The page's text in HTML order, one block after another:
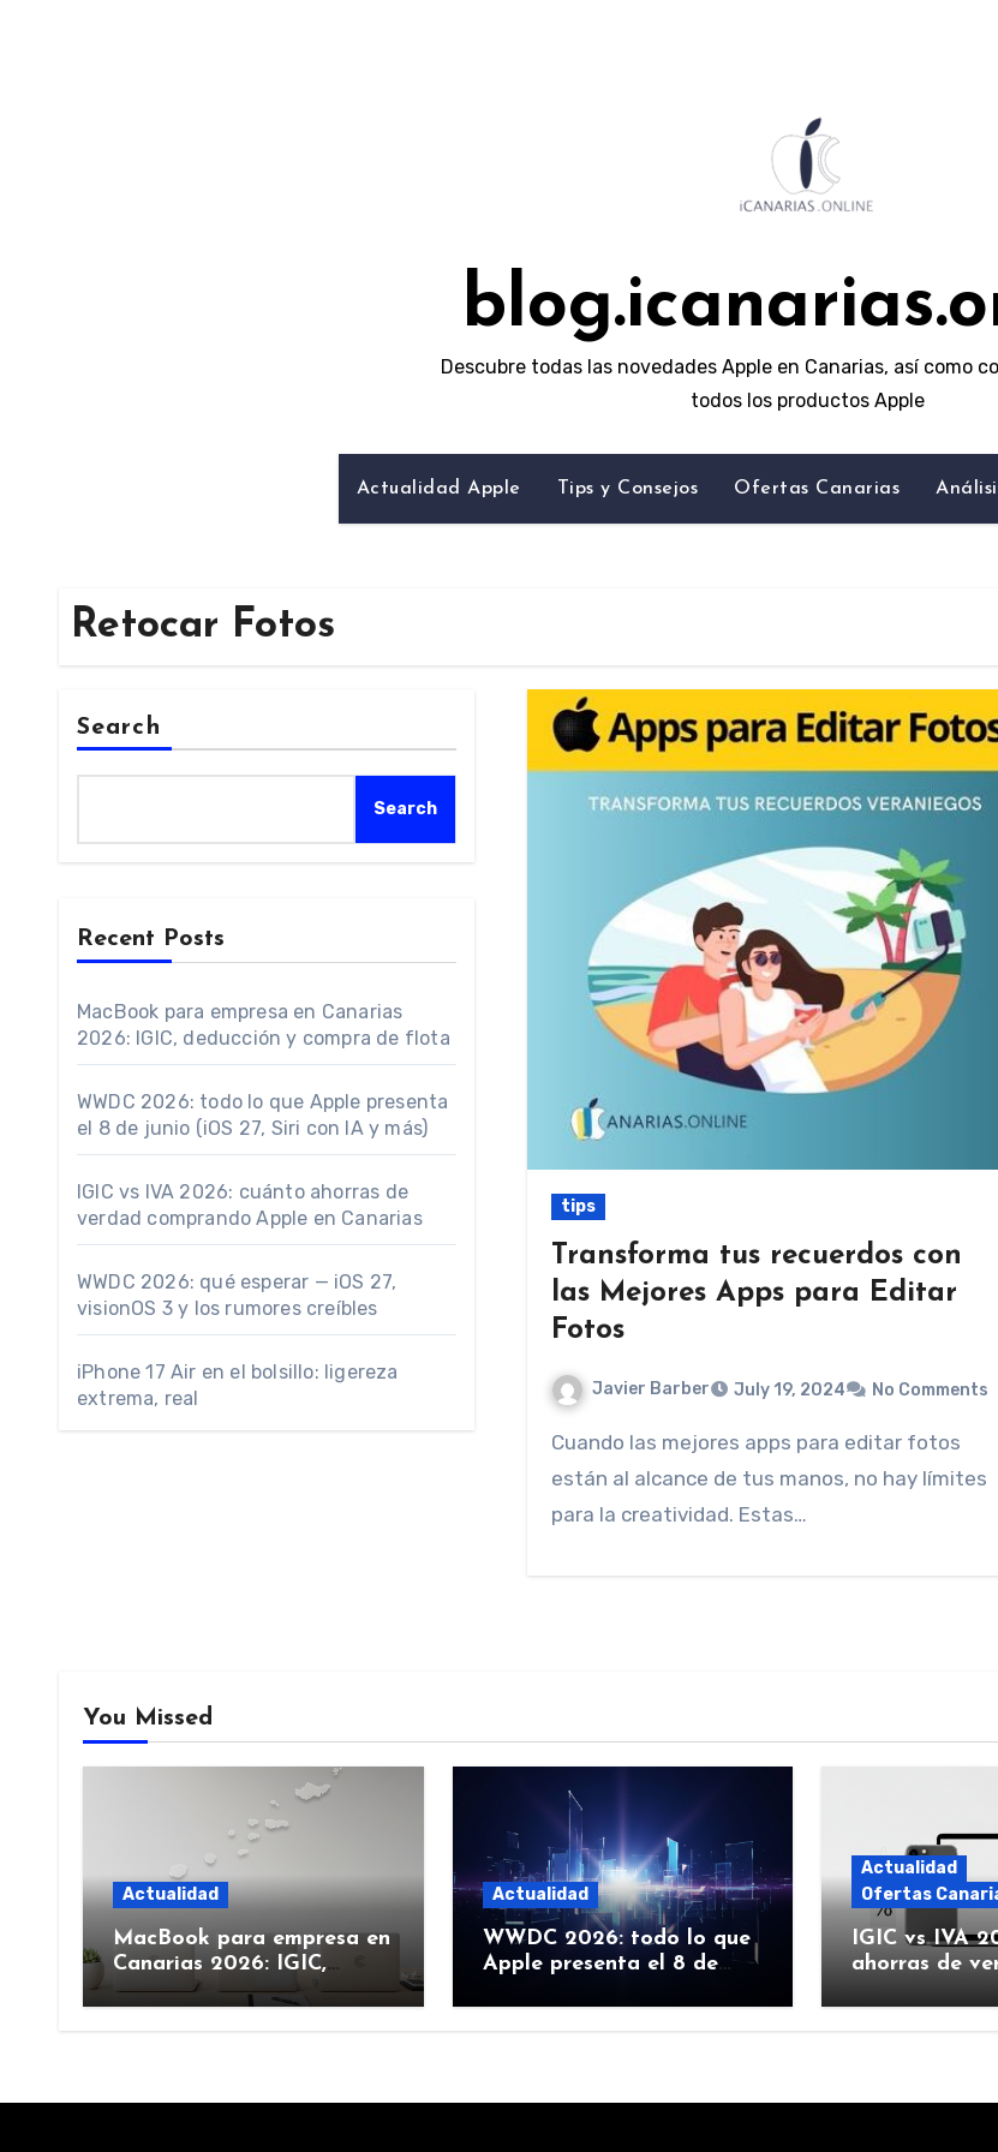
Descubre todas las novedades Apple en Canarias, así como
todos los productos Apple
Actualidad Apple Tips y Consejos Ofertas Canarias
Retocar Fotos
Search
Search
Recent Posts
MacBook para empresa en Canarias
2026: IGIC, deducción y compra de flota
WWDC 2026: todo lo que Apple presenta
el 8 de junio (iOS 27, Siri con IA y más)
IGIC vs IVA 2026: cuánto ahorras de
verdad comprando Apple en Canarias
WWDC 2026: qué esperar — iOS 27,
visionOS 3 y los rumores creíbles
iPhone 17 Air en el bolsillo: ligereza
extrema, real
tips
Transforma tus recuerdos con
las Mejores Apps para Editar
Fotos
Javier Barber July 19, 2024 No Comments
Cuando las mejores apps para editar fotos
están al alcance de tus manos, no hay límites
para la creatividad. Estas…
You Missed
Actualidad
MacBook para empresa en
Canarias 2026: IGIC,
deducción y compra de
flota
Actualidad
WWDC 2026: todo lo que
Apple presenta el 8 de
más)
Actualidad
Ofertas
IGIC vs IVA
ahorras de
Canarias